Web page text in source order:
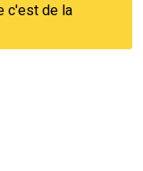
c'est de la